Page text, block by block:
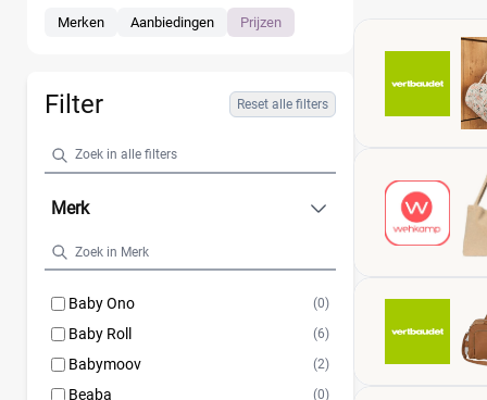
Merken Aanbiedingen Prijzen
Filter Reset alle filters
Merk
Baby Ono (0)
Baby Roll (6)
Babymoov (2)
Beaba (0)